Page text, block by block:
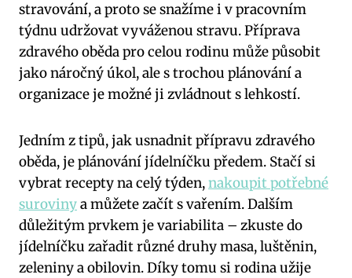
⁤stravování, a proto⁤ se​ snažíme​ i v pracovním
týdnu udržovat vyváženou stravu.⁢ Příprava​
zdravého oběda pro​ celou rodinu může ⁣působit
jako náročný úkol, ⁤ale⁤ s trochou plánování a⁤
organizace je možné ji zvládnout‌ s lehkostí.
Jedním z tipů, jak usnadnit⁢ přípravu zdravého
oběda, je‍ plánování jídelníčku předem.⁣ Stačí si
vybrat‌ recepty na celý týden,nakoupit potřebné
surovinya můžete začít s vařením. Dalším
důležitým ⁣prvkem je variabilita ‍– ‌zkuste do
jídelníčku zařadit⁢ různé ‌druhy masa, luštěnin,
zeleniny ⁤a obilovin. Díky tomu si⁢ rodina užije